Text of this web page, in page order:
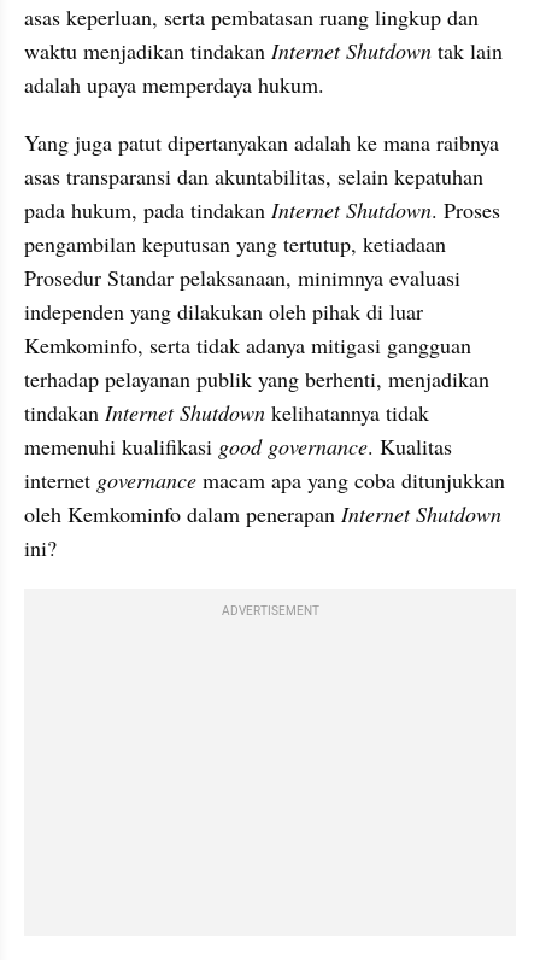
asas keperluan, serta pembatasan ruang lingkup dan
waktu menjadikan tindakan Internet Shutdown tak lain
adalah upaya memperdaya hukum.
Yang juga patut dipertanyakan adalah ke mana raibnya
asas transparansi dan akuntabilitas, selain kepatuhan
pada hukum, pada tindakan Internet Shutdown. Proses
pengambilan keputusan yang tertutup, ketiadaan
Prosedur Standar pelaksanaan, minimnya evaluasi
independen yang dilakukan oleh pihak di luar
Kemkominfo, serta tidak adanya mitigasi gangguan
terhadap pelayanan publik yang berhenti, menjadikan
tindakan Internet Shutdown kelihatannya tidak
memenuhi kualifikasi good governance. Kualitas
internet governance macam apa yang coba ditunjukkan
oleh Kemkominfo dalam penerapan Internet Shutdown
ini?
ADVERTISEMENT